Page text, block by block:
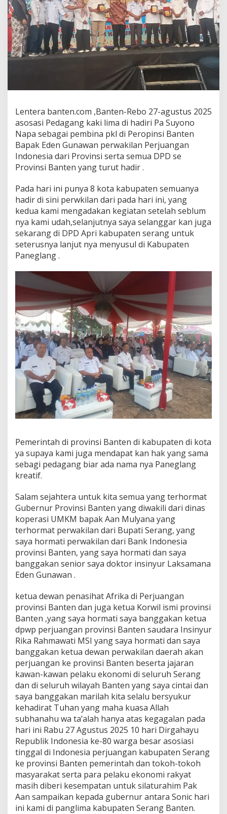
Lentera banten.com ,Banten-Rebo 27-agustus 2025
asosasi Pedagang kaki lima di hadiri Pa Suyono
Napa sebagai pembina pkl di Peropinsi Banten
Bapak Eden Gunawan perwakilan Perjuangan
Indonesia dari Provinsi serta semua DPD se
Provinsi Banten yang turut hadir .
Pada hari ini punya 8 kota kabupaten semuanya
hadir di sini perwkilan dari pada hari ini, yang
kedua kami mengadakan kegiatan setelah seblum
nya kami udah,selanjutnya saya selanggar kan juga
sekarang di DPD Apri kabupaten serang untuk
seterusnya lanjut nya menyusul di Kabupaten
Paneglang .
Pemerintah di provinsi Banten di kabupaten di kota
ya supaya kami juga mendapat kan hak yang sama
sebagi pedagang biar ada nama nya Paneglang
kreatif.
Salam sejahtera untuk kita semua yang terhormat
Gubernur Provinsi Banten yang diwakili dari dinas
koperasi UMKM bapak Aan Mulyana yang
terhormat perwakilan dari Bupati Serang, yang
saya hormati perwakilan dari Bank Indonesia
provinsi Banten, yang saya hormati dan saya
banggakan senior saya doktor insinyur Laksamana
Eden Gunawan .
ketua dewan penasihat Afrika di Perjuangan
provinsi Banten dan juga ketua Korwil ismi provinsi
Banten ,yang saya hormati saya banggakan ketua
dpwp perjuangan provinsi Banten saudara Insinyur
Rika Rahmawati MSI yang saya hormati dan saya
banggakan ketua dewan perwakilan daerah akan
perjuangan ke provinsi Banten beserta jajaran
kawan-kawan pelaku ekonomi di seluruh Serang
dan di seluruh wilayah Banten yang saya cintai dan
saya banggakan marilah kita selalu bersyukur
kehadirat Tuhan yang maha kuasa Allah
subhanahu wa ta’alah hanya atas kegagalan pada
hari ini Rabu 27 Agustus 2025 10 hari Dirgahayu
Republik Indonesia ke-80 warga besar asosiasi
tinggal di Indonesia perjuangan kabupaten Serang
ke provinsi Banten pemerintah dan tokoh-tokoh
masyarakat serta para pelaku ekonomi rakyat
masih diberi kesempatan untuk silaturahim Pak
Aan sampaikan kepada gubernur antara Sonic hari
ini kami di panglima kabupaten Serang Banten.